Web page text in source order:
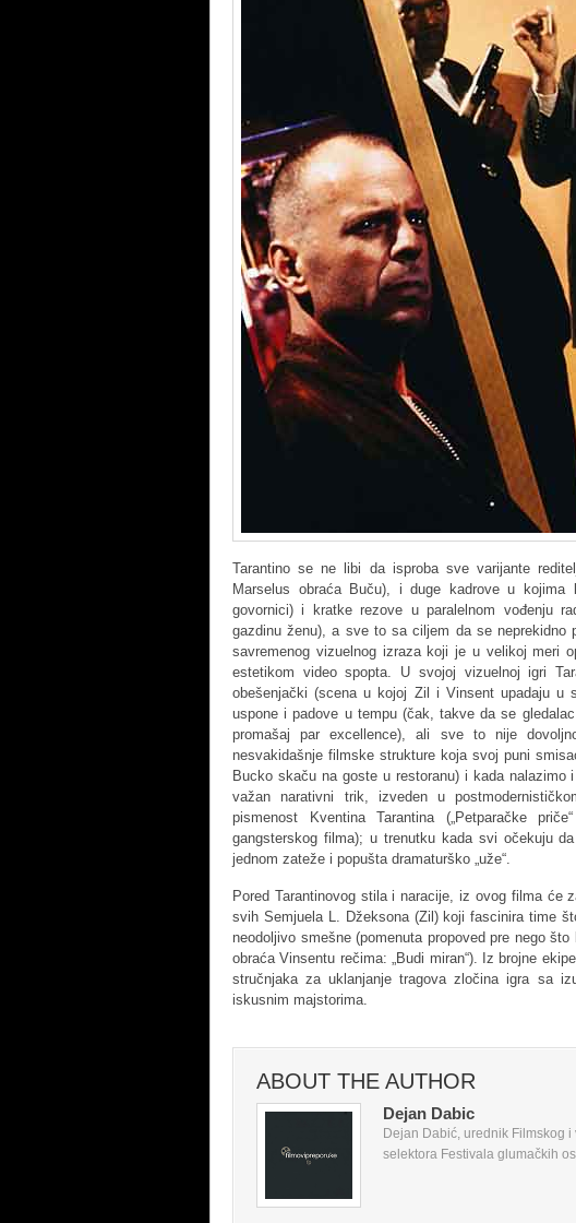
Tarantino se ne libi da isproba sve varijante
Marselus obraća Buču), i duge kadrove u
govornici) i kratke rezove u paralelnom vođenju
gazdinu ženu), a sve to sa ciljem da se
savremenog vizuelnog izraza koji je u velikoj meri
estetikom video spopta. U svojoj vizuelnoj igri
obešenjački (scena u kojoj Zil i Vinsent upadaju u
uspone i padove u tempu (čak, takve da se
promašaj par excellence), ali sve to nije
nesvakidašnje filmske strukture koja svoj puni
Bucko skaču na goste u restoranu) i kada nalazimo
važan narativni trik, izveden u
pismenost Kventina Tarantina („Petparačke
gangsterskog filma); u trenutku kada svi očekuju
jednom zateže i popušta dramaturško „uže“.
Pored Tarantinovog stila i naracije, iz ovog filma će
svih Semjuela L. Džeksona (Zil) koji fascinira time
neodoljivo smešne (pomenuta propoved pre nego
obraća Vinsentu rečima: „Budi miran“). Iz brojne
stručnjaka za uklanjanje tragova zločina igra sa
iskusnim majstorima.
ABOUT THE AUTHOR
Dejan Dabic
Dejan Dabić, urednik Filmskog
selektora Festivala glumačkih